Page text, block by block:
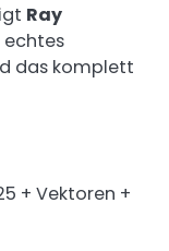
Ray
echtes
das komplett
+ Vektoren +